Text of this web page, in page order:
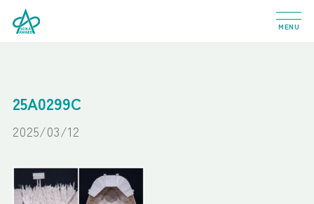
MENU
25A0299C
2025/03/12